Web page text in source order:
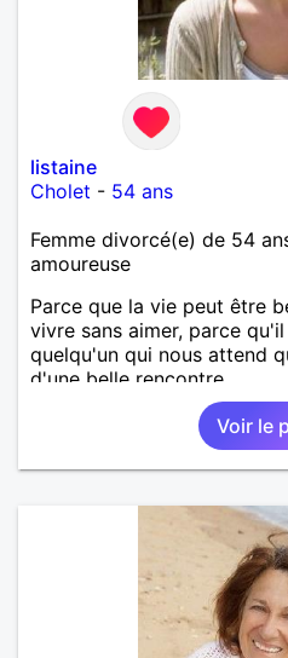
listaine
Cholet - 54 ans
Femme divorcé(e) de 54
amoureuse
Parce que la vie peut être
vivre sans aimer, parce
quelqu'un qui nous attend
d'une belle rencontre.
Voir le